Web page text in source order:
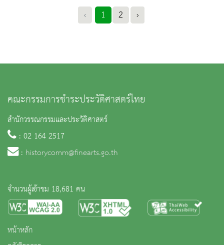
‹ 1 2 ›
คณะกรรมการชำระประวัติศาสตร์ไทย
สำนักวรรณกรรมและประวัติศาสตร์
: 02 164 2517
: historycomm@finearts.go.th
จำนวนผู้เข้าชม 18,681 คน
หน้าหลัก